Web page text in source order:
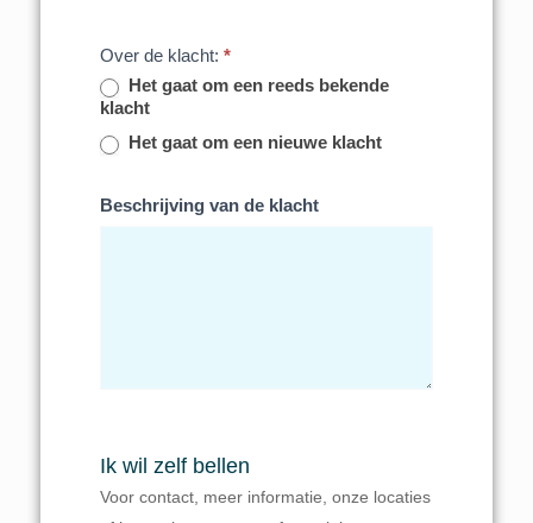
Over de klacht: *
Het gaat om een reeds bekende
klacht
Het gaat om een nieuwe klacht
Beschrijving van de klacht
Ik wil zelf bellen
Voor contact, meer informatie, onze locaties